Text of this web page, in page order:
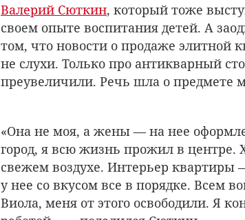
Валерий Сюткин, который тоже
своем опыте воспитания детей. А
том, что новости о продаже
не слухи. Только про антикварный
преувеличили. Речь шла о предмете
«Она не моя, а жены — на нее
город, я всю жизнь прожил в центре.
свежем воздухе. Интерьер
у нее со вкусом все в порядке. Всем
Виола, меня от этого освободили. Я